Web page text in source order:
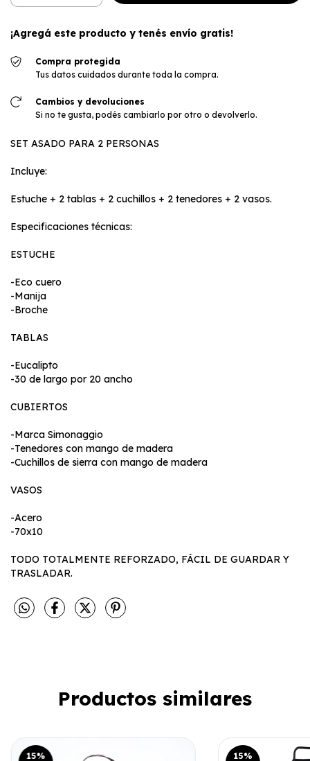
¡Agregá este producto y tenés envío gratis!
Compra protegida
Tus datos cuidados durante toda la compra.
Cambios y devoluciones
Si no te gusta, podés cambiarlo por otro o devolverlo.
SET ASADO PARA 2 PERSONAS
Incluye:
Estuche + 2 tablas + 2 cuchillos + 2 tenedores + 2 vasos.
Especificaciones técnicas:
ESTUCHE
-Eco cuero
-Manija
-Broche
TABLAS
-Eucalipto
-30 de largo por 20 ancho
CUBIERTOS
-Marca Simonaggio
-Tenedores con mango de madera
-Cuchillos de sierra con mango de madera
VASOS
-Acero
-70x10
TODO TOTALMENTE REFORZADO, FÁCIL DE GUARDAR Y
TRASLADAR.
Productos similares
15%
15%